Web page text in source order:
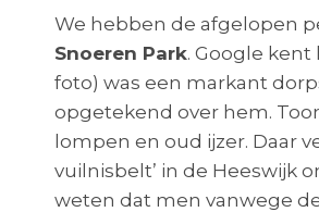
We hebben de afgelopen
Snoeren Park. Google
foto) was een markant
opgetekend over hem.
lompen en oud ijzer. Daar
vuilnisbelt’ in de Heeswijk
weten dat men vanwege